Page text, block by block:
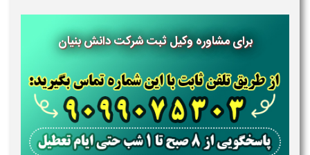
برای مشاوره وکیل ثبت شرکت دانش بنیان